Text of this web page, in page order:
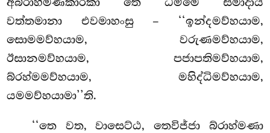
වත්තමානා එවමාහංසු – ‘‘ඉන්දමව්හයාම,
සොමමව්හයාම, වරුණමව්හයාම,
ඊසානමව්හයාම, පජාපතිමව්හයාම,
බ්රහ්මමව්හයාම, මහිද්ධිමව්හයාම,
යමමව්හයාමා’’ති.
‘‘තෙ වත, වාසෙට්ඨ, තෙවිජ්ජා බ්රාහ්මණා